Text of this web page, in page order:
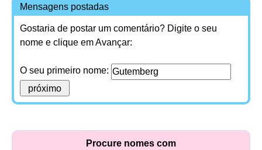
Mensagens postadas
Gostaria de postar um comentário? Digite o seu
nome e clique em Avançar:
O seu primeiro nome:
Procure nomes com